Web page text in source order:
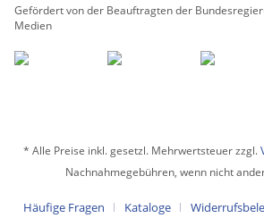
Gefördert von der Beauftragten der
Medien
* Alle Preise inkl. gesetzl. Mehrwertsteuer zzgl.
Nachnahmegebühren, wenn nicht
Häufige Fragen Kataloge